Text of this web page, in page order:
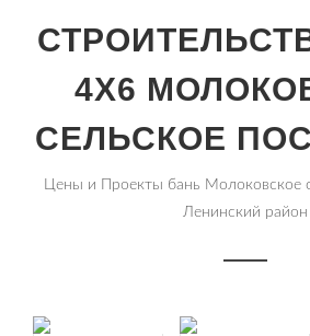
4Х6
СЕЛЬСКОЕ
Цены и Проекты бань Молоковское
Ленинский район